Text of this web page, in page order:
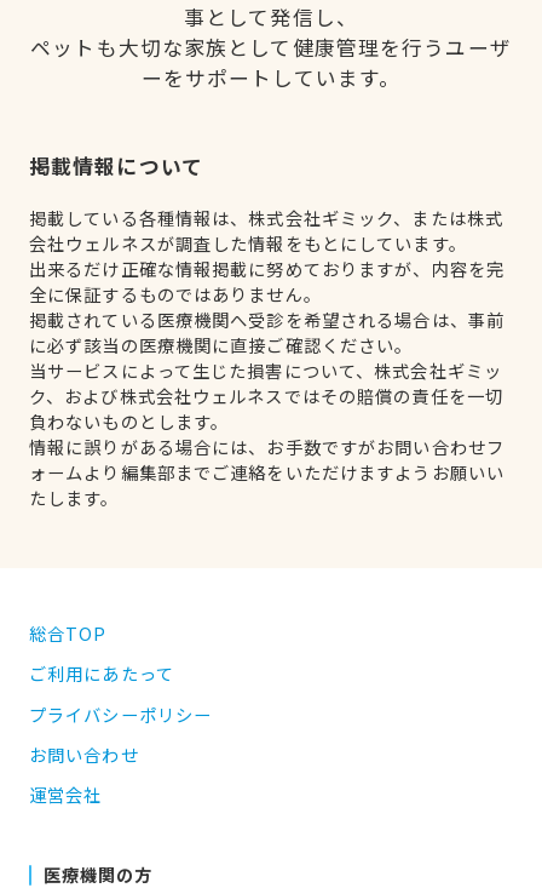
事として発信し、
ペットも大切な家族として健康管理を行うユーザ
ーをサポートしています。
掲載情報について
掲載している各種情報は、株式会社ギミック、または株式
会社ウェルネスが調査した情報をもとにしています。
出来るだけ正確な情報掲載に努めておりますが、内容を完
全に保証するものではありません。
掲載されている医療機関へ受診を希望される場合は、事前
に必ず該当の医療機関に直接ご確認ください。
当サービスによって生じた損害について、株式会社ギミッ
ク、および株式会社ウェルネスではその賠償の責任を一切
負わないものとします。
情報に誤りがある場合には、お手数ですがお問い合わせフ
ォームより編集部までご連絡をいただけますようお願いい
たします。
総合TOP
ご利用にあたって
プライバシーポリシー
お問い合わせ
運営会社
医療機関の方